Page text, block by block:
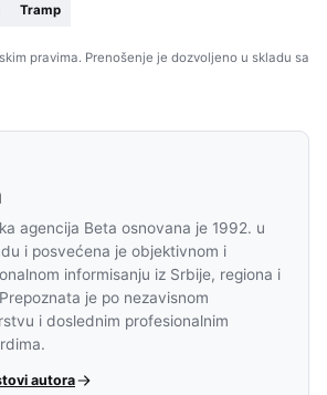
Tramp
pravima. Prenošenje je dozvoljeno u skladu sa
agencija Beta osnovana je 1992. u
i posvećena je objektivnom i
informisanju iz Srbije, regiona i
je po nezavisnom
i doslednim profesionalnim
autora